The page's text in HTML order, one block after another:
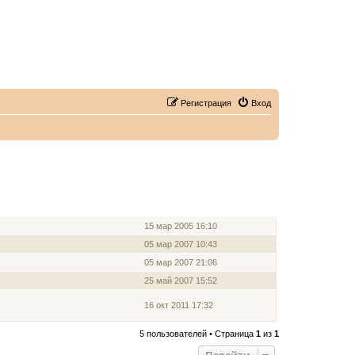
Вход
Регистрация
15 мар 2005 16:10
05 мар 2007 10:43
05 мар 2007 21:06
25 май 2007 15:52
16 окт 2011 17:32
5 пользователей • Страница 1 из 1